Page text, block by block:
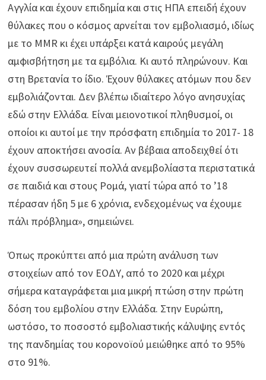
Αγγλία και έχουν επιδημία και στις ΗΠΑ επειδή έχουν
θύλακες που ο κόσμος αρνείται τον εμβολιασμό, ιδίως
με το MMR κι έχει υπάρξει κατά καιρούς μεγάλη
αμφισβήτηση με τα εμβόλια. Κι αυτό πληρώνουν. Και
στη Βρετανία το ίδιο. Έχουν θύλακες ατόμων που δεν
εμβολιάζονται. Δεν βλέπω ιδιαίτερο λόγο ανησυχίας
εδώ στην Ελλάδα. Είναι μειονοτικοί πληθυσμοί, οι
οποίοι κι αυτοί με την πρόσφατη επιδημία το 2017- 18
έχουν αποκτήσει ανοσία. Αν βέβαια αποδειχθεί ότι
έχουν συσσωρευτεί πολλά ανεμβολίαστα περιστατικά
σε παιδιά και στους Ρομά, γιατί τώρα από το ’18
πέρασαν ήδη 5 με 6 χρόνια, ενδεχομένως να έχουμε
πάλι πρόβλημα», σημειώνει.
Όπως προκύπτει από μια πρώτη ανάλυση των
στοιχείων από τον ΕΟΔΥ, από το 2020 και μέχρι
σήμερα καταγράφεται μια μικρή πτώση στην πρώτη
δόση του εμβολίου στην Ελλάδα. Στην Ευρώπη,
ωστόσο, το ποσοστό εμβολιαστικής κάλυψης εντός
της πανδημίας του κορονοϊού μειώθηκε από το 95%
στο 91%.